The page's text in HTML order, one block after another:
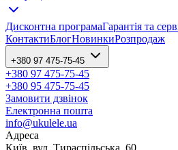
Дисконтна програмаГарантія та
КонтактиБлогНовинкиРозпродаж
+380 97 475-75-45
+380 97 475-75-45
+380 95 475-75-45
Замовити дзвінок
Електронна пошта
info@ukulele.ua
Адреса
Київ, вул. Тираспільська, 60